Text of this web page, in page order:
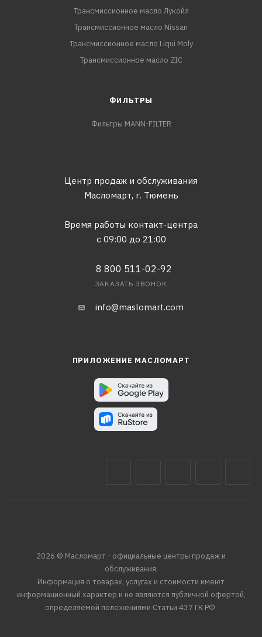
Трансмиссионное масло Лукойл
Трансмиссионное масло Nissan
Трансмиссионное масло Liqui Moly
Трансмиссионное масло ZIC
ФИЛЬТРЫ
Фильтры MANN-FILTER
Центр продаж и обслуживания
Масломарт, г. Тюмень
Время работы контакт-центра
с 09:00 до 21:00
8 800 511-02-92
ЗАКАЗАТЬ ЗВОНОК
info@maslomart.com
ПРИЛОЖЕНИЕ МАСЛОМАРТ
2026 © Масломарт - официальные центры продаж и
обслуживания.
Информация о товарах, услугах и стоимости имеют
информационный характер и не являются публичной офертой,
определяемой положениями Статьи 437 ГК РФ.